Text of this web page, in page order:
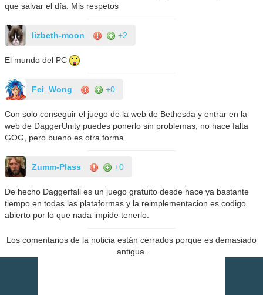
que salvar el día. Mis respetos
lizbeth-moon +2
El mundo del PC
Fei_Wong +0
Con solo conseguir el juego de la web de Bethesda y entrar en la
web de DaggerUnity puedes ponerlo sin problemas, no hace falta
GOG, pero bueno es otra forma.
Zumm-Plass +0
De hecho Daggerfall es un juego gratuito desde hace ya bastante
tiempo en todas las plataformas y la reimplementacion es codigo
abierto por lo que nada impide tenerlo.
Los comentarios de la noticia están cerrados porque es demasiado
antigua.